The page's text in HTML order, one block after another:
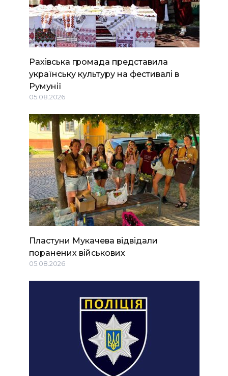
Рахівська громада представила
українську культуру на фестивалі в
Румунії
05.08.2026
Пластуни Мукачева відвідали
поранених військових
05.08.2026